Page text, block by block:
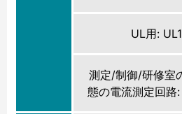
UL用:
測定/制御/研修室
態の電流測定回路